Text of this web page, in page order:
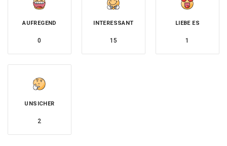
AUFREGEND
0
INTERESSANT
15
LIEBE ES
1
UNSICHER
2